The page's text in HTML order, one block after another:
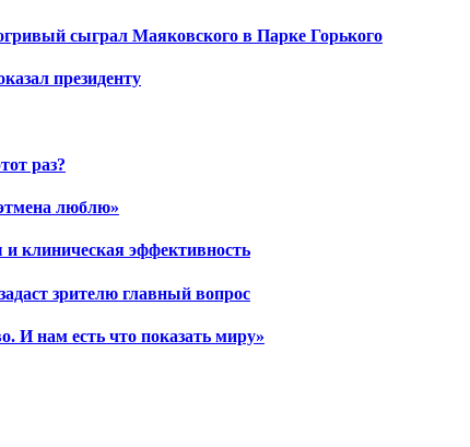
сыграл Маяковского в Парке Горького
президенту
раз?
люблю»
и клиническая эффективность
зрителю главный вопрос
И нам есть что показать миру»